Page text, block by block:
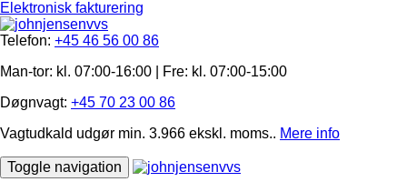
Elektronisk fakturering
Telefon: +45 46 56 00 86
Man-tor: kl. 07:00-16:00 | Fre: ​kl. 07:00-15​:00
Døgnvagt: +45 70 23 00 86
Vagtudkald udgør min. 3.966 ekskl. moms.. Mere info
Toggle navigation